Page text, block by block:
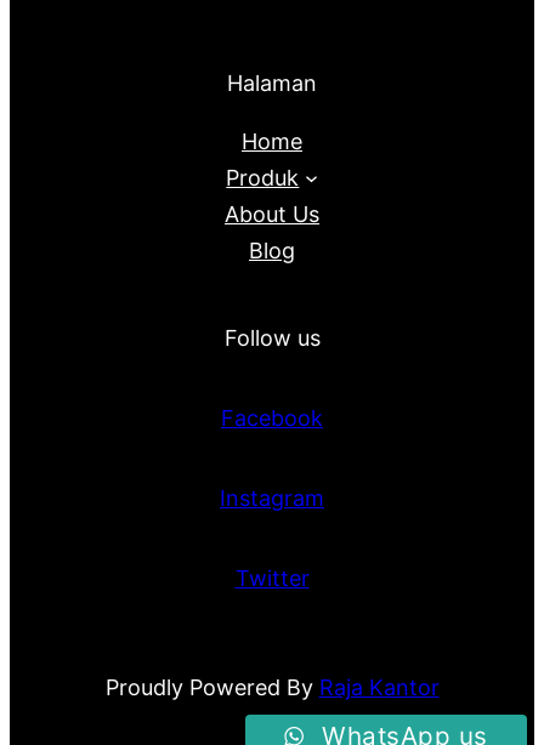
Halaman
Home
Produk
About Us
Blog
Follow us
Facebook
Instagram
Twitter
Proudly Powered By Raja Kantor
WhatsApp us